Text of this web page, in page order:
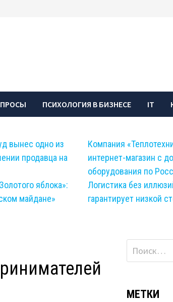
ПСИХОЛОГИЯ В БИЗНЕСЕ IT
вынес одно из
продавца на
Компания
интернет-магазин с
оборудования по
яблока»:
майдане»
Логистика без
гарантирует низкой
Найти:
МЕТКИ